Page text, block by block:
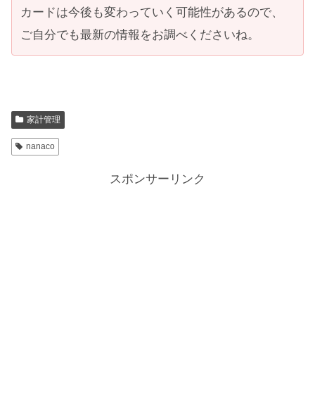
カードは今後も変わっていく可能性があるので、
ご自分でも最新の情報をお調べくださいね。
家計管理
nanaco
スポンサーリンク